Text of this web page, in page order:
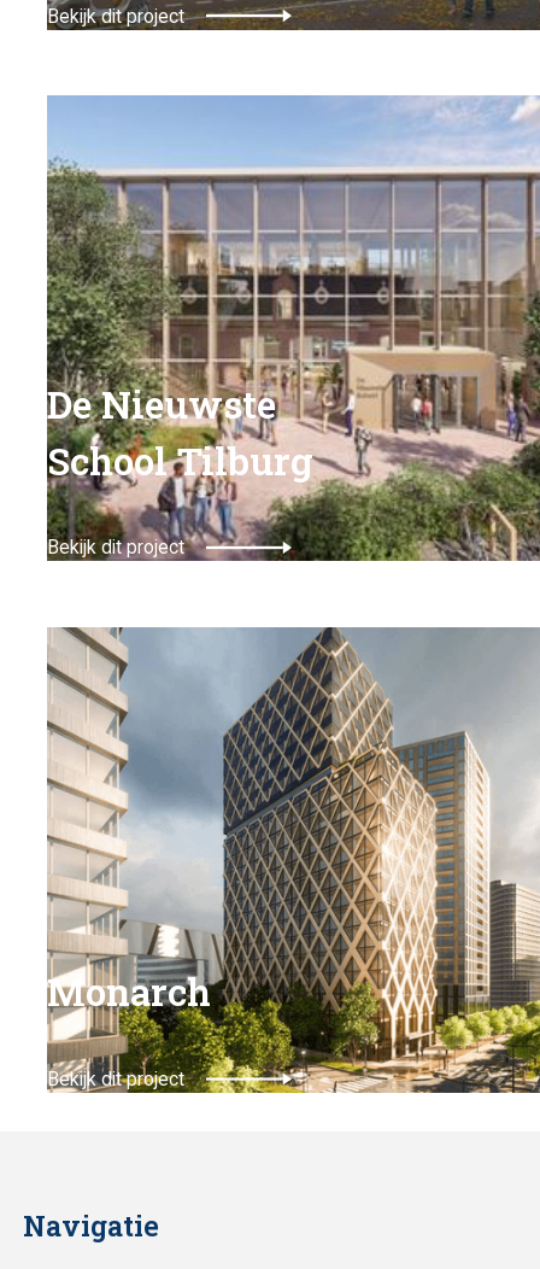
Bekijk dit project
De Nieuwste
School Tilburg
Bekijk dit project
Monarch
Bekijk dit project
Navigatie